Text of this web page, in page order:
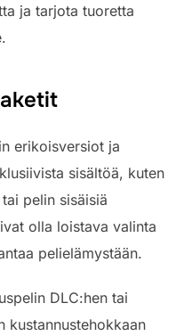
ja tarjota tuoretta
erikoisversiot ja
sisältöä, kuten
pelin sisäisiä
olla loistava valinta
pelielämystään.
DLC:hen tai
kustannustehokkaan